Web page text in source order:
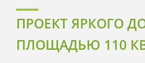
ПРОЕКТ ЯРКОГО
ПЛОЩАДЬЮ 110